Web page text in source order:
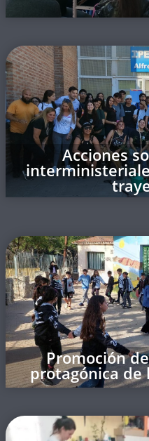
Acciones
Promoción
protagónica de